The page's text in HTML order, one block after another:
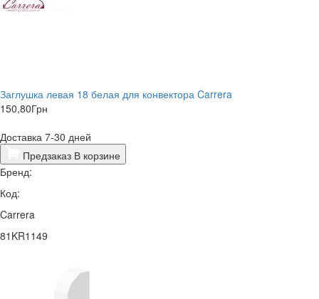
Заглушка левая 18 белая для конвектора Carrera
150,80Грн
Доставка 7-30 дней
Предзаказ В корзине
Бренд:
Код:
Carrera
81KR1149